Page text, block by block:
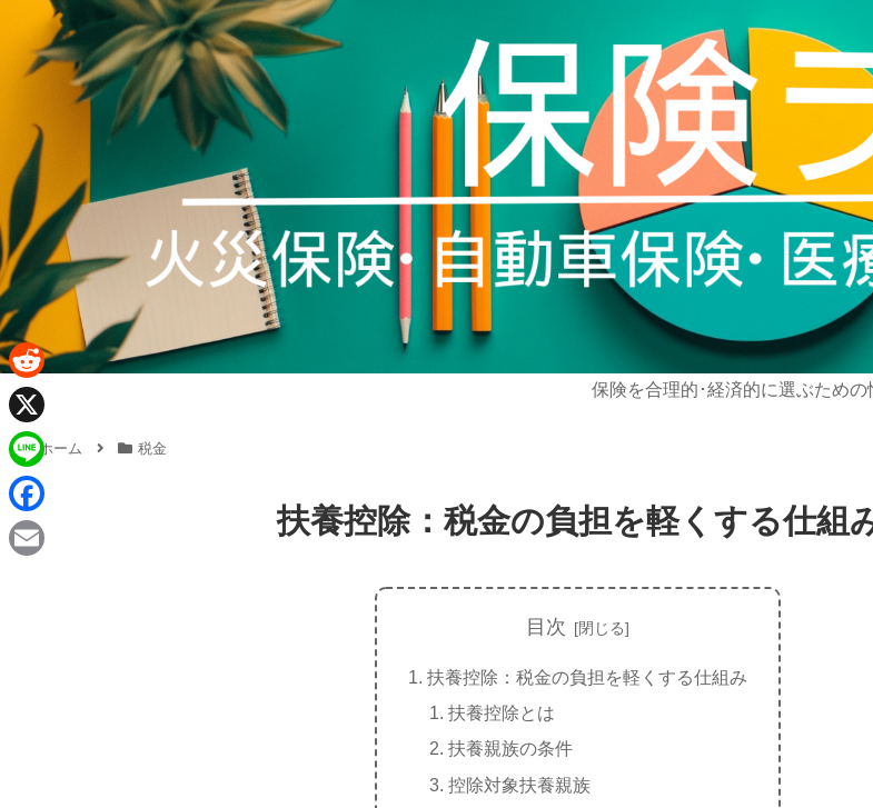
保険を合理的･経済的に選ぶための
ホーム 税金
扶養控除：税金の負担を軽くする仕組
目次
扶養控除：税金の負担を軽くする仕組み
扶養控除とは
扶養親族の条件
控除対象扶養親族
R
e
d
d
i
X
L
n
F